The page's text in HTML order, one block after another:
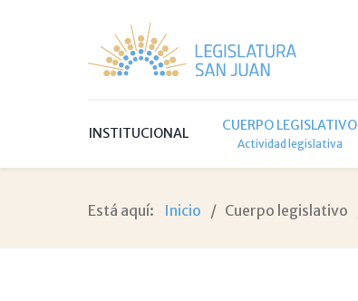
INSTITUCIONAL CUERPO LEGISLATIVO
Actividad legislativa
Está aquí: Inicio Cuerpo legislativo